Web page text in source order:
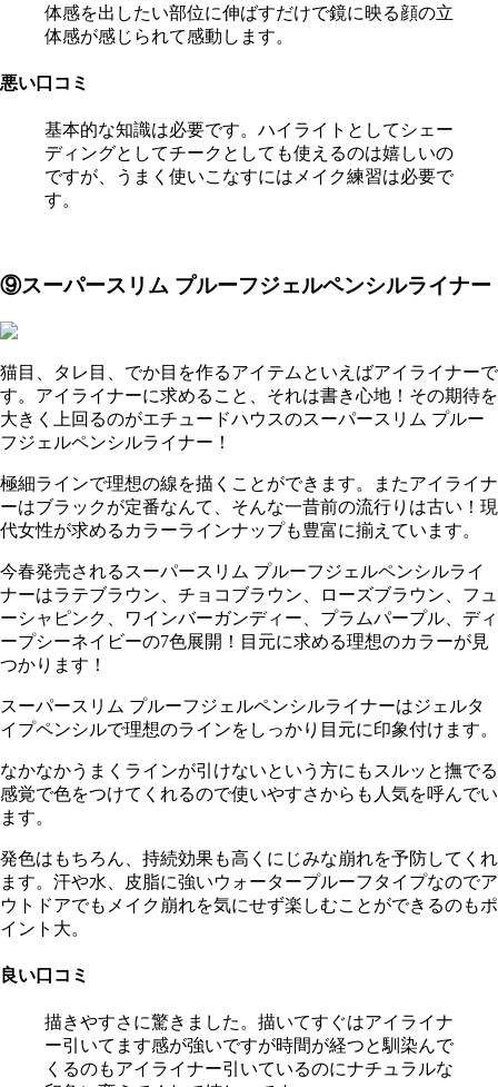
体感を出したい部位に伸ばすだけで鏡に映る顔の立
体感が感じられて感動します。
悪い口コミ
基本的な知識は必要です。ハイライトとしてシェー
ディングとしてチークとしても使えるのは嬉しいの
ですが、うまく使いこなすにはメイク練習は必要で
す。
⑨スーパースリム プルーフジェルペンシルライナー
猫目、タレ目、でか目を作るアイテムといえばアイライナーで
す。アイライナーに求めること、それは書き心地！その期待を
大きく上回るのがエチュードハウスのスーパースリム プルー
フジェルペンシルライナー！
極細ラインで理想の線を描くことができます。またアイライナ
ーはブラックが定番なんて、そんな一昔前の流行りは古い！現
代女性が求めるカラーラインナップも豊富に揃えています。
今春発売されるスーパースリム プルーフジェルペンシルライ
ナーはラテブラウン、チョコブラウン、ローズブラウン、フュ
ーシャピンク、ワインバーガンディー、プラムパープル、ディ
ープシーネイビーの7色展開！目元に求める理想のカラーが見
つかります！
スーパースリム プルーフジェルペンシルライナーはジェルタ
イプペンシルで理想のラインをしっかり目元に印象付けます。
なかなかうまくラインが引けないという方にもスルッと撫でる
感覚で色をつけてくれるので使いやすさからも人気を呼んでい
ます。
発色はもちろん、持続効果も高くにじみな崩れを予防してくれ
ます。汗や水、皮脂に強いウォータープルーフタイプなのでア
ウトドアでもメイク崩れを気にせず楽しむことができるのもポ
イント大。
良い口コミ
描きやすさに驚きました。描いてすぐはアイライナ
ー引いてます感が強いですが時間が経つと馴染んで
くるのもアイライナー引いているのにナチュラルな